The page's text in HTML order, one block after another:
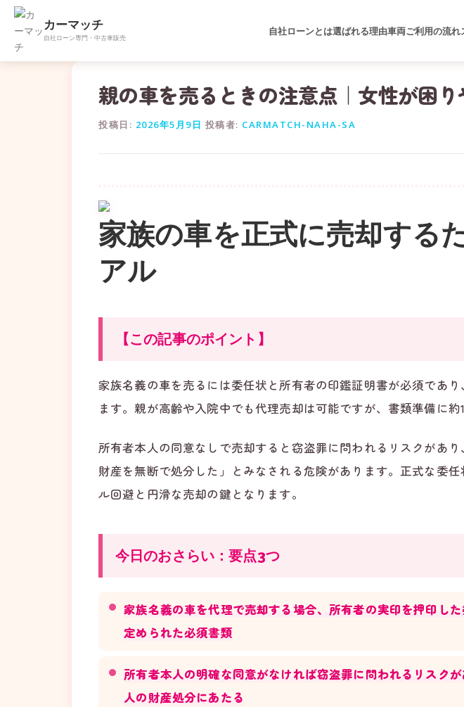
カーマッチ
自社ローン専門・中古車販売
自社ローンとは選ばれる理由車両ご利用の流れ
ン
親の車を売るときの注意点｜女性が困り
投稿日: 2026年5月9日 投稿者: CARMATCH-NAHA-SA
家族の車を正式に売却する
アル
【この記事のポイント】
家族名義の車を売るには委任状と所有者の印鑑証明書が必須であ
ます。親が高齢や入院中でも代理売却は可能ですが、書類準備に約
所有者本人の同意なしで売却すると窃盗罪に問われるリスクがあ
財産を無断で処分した」とみなされる危険があります。正式な委
ル回避と円滑な売却の鍵となります。
今日のおさらい：要点3つ
家族名義の車を代理で売却する場合、所有者の実印を押印し
定められた必須書類
所有者本人の明確な同意がなければ窃盗罪に問われるリスク
人の財産処分にあたる